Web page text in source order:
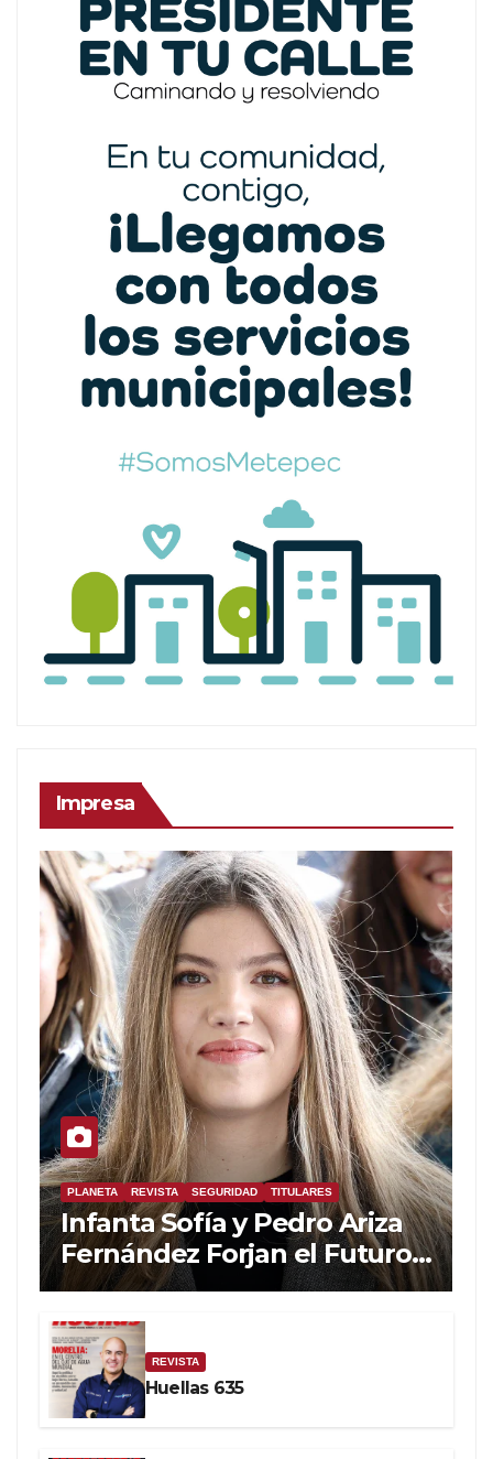
Impresa
PLANETA REVISTA SEGURIDAD TITULARES
Infanta Sofía y Pedro Ariza
Fernández Forjan el Futuro
de la Soberanía Real
REVISTA
Huellas 635